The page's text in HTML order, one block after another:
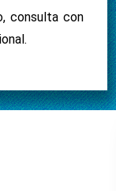
consulta con